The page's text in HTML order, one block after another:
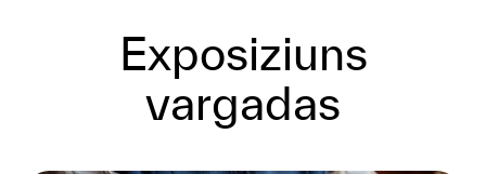
Exposiziuns
vargadas